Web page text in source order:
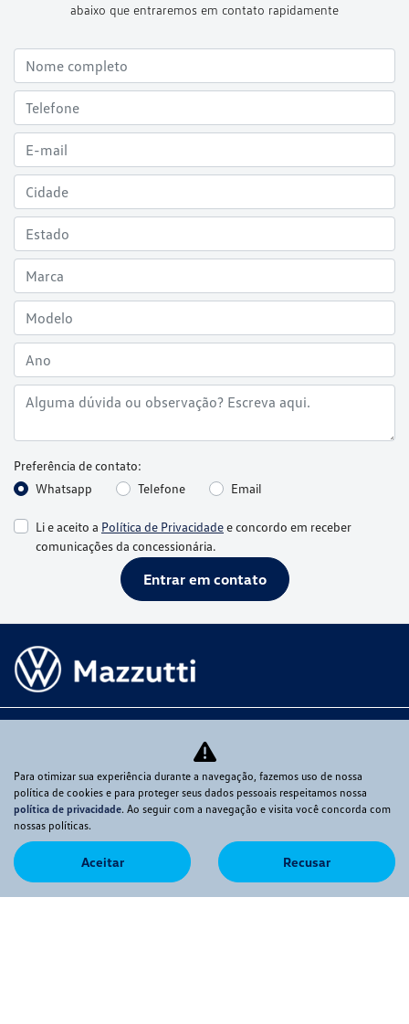
abaixo que entraremos em contato rapidamente
Preferência de contato:
Whatsapp
Telefone Email
Li e aceito a Política de Privacidadee concordo em receber
comunicações da concessionária.
Entrar em contato
Mapa do site
Política de privacidade
MAZZUTTI COMERCIO DE VEÍCULOS LTDA
Para otimizar sua experiência durante a navegação, fazemos uso de nossa
política de cookies e para proteger seus dados pessoais respeitamos nossa
política de privacidade. Ao seguir com a navegação e visita você concorda com
nossas políticas.
Aceitar Recusar